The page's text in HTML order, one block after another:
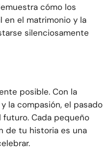
cómo los
el matrimonio y la
silenciosamente
posible. Con la
la compasión, el pasado
Cada pequeño
de tu historia es una